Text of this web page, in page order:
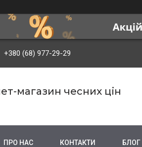
+380 (68) 977-29-29
магазин чесних цін
ПРО НАС КОНТАКТИ БЛОГ